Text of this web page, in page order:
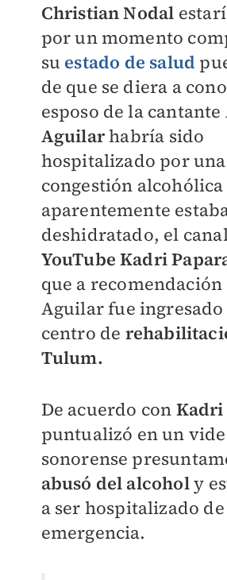
Christian Nodal
por un momento
su estado de salud
de que se diera a
esposo de la cantante
Aguilarhabría sido
hospitalizado por
congestión alcohólica
aparentemente
deshidratado, el
YouTube Kadri
que a recomendación
Aguilar fue ingresado
centro de
Tulum.
De acuerdo con Kadri
puntualizó en un
sonorense
abusó del alcoholy
a ser hospitalizado de
emergencia.